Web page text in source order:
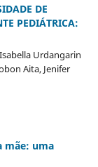
DE
PEDIÁTRICA:
Urdangarin
Aita, Jenifer
mãe: uma